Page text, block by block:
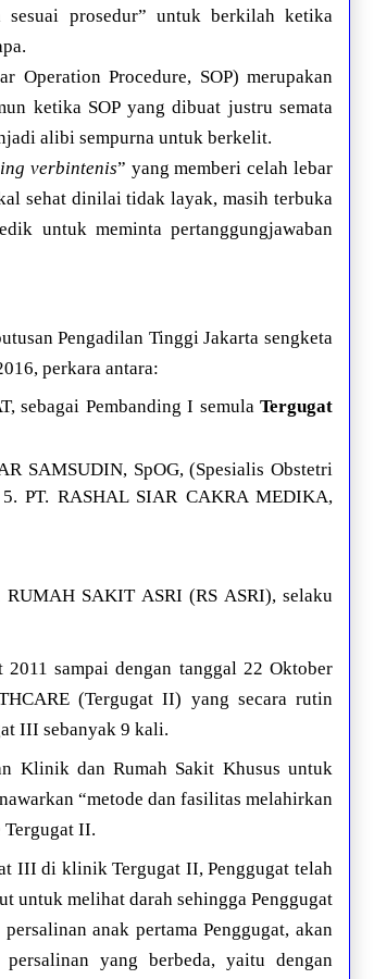
sesuai prosedur” untuk berkilah ketika
Operation Procedure, SOP) merupakan
ketika SOP yang dibuat justru semata
alibi sempurna untuk berkelit.
verbintenis” yang memberi celah lebar
sehat dinilai tidak layak, masih terbuka
untuk meminta pertanggungjawaban
Pengadilan Tinggi Jakarta sengketa
perkara antara:
sebagai Pembanding I semula Tergugat
SAMSUDIN, SpOG, (Spesialis Obstetri
PT. RASHAL SIAR CAKRA MEDIKA,
SAKIT ASRI (RS ASRI), selaku
sampai dengan tanggal 22 Oktober
(Tergugat II) yang secara rutin
III sebanyak 9 kali.
Klinik dan Rumah Sakit Khusus untuk
“metode dan fasilitas melahirkan
Tergugat II.
III di klinik Tergugat II, Penggugat telah
untuk melihat darah sehingga Penggugat
anak pertama Penggugat, akan
yang berbeda, yaitu dengan